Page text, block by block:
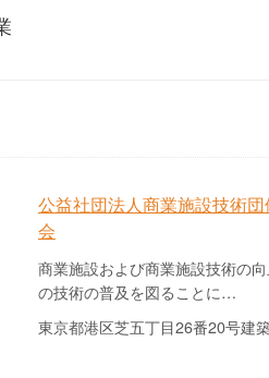
公益社団法人商業施設技術団
会
商業施設および商業施設技術の
の技術の普及を図ることに…
東京都港区芝五丁目26番20号建